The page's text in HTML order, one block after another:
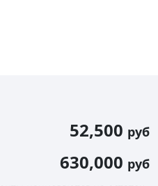
52,500 руб
630,000 руб